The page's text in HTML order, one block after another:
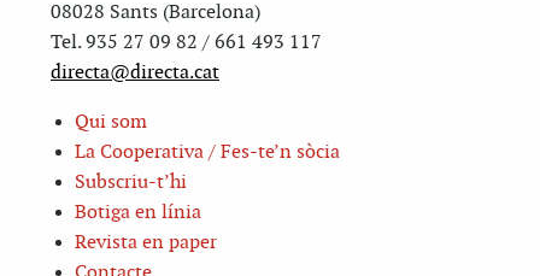
08028 Sants (Barcelona)
Tel. 935 27 09 82 / 661 493 117
directa@directa.cat
Qui som
La Cooperativa / Fes-te’n sòcia
Subscriu-t’hi
Botiga en línia
Revista en paper